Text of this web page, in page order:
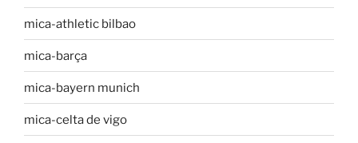
mica-athletic bilbao
mica-barça
mica-bayern munich
mica-celta de vigo